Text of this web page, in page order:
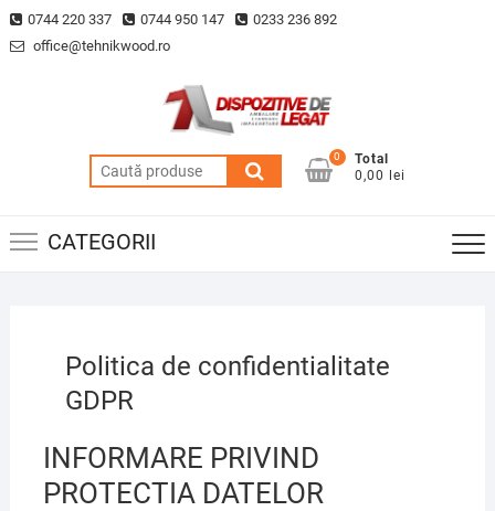
Skip
to
0744 220 337 0744 950 147
0233 236 892
office@tehnikwood.ro
Caută
după:
0
Total
0,00 lei
CATEGORII
Politica de confidentialitate
GDPR
INFORMARE PRIVIND
PROTECTIA DATELOR